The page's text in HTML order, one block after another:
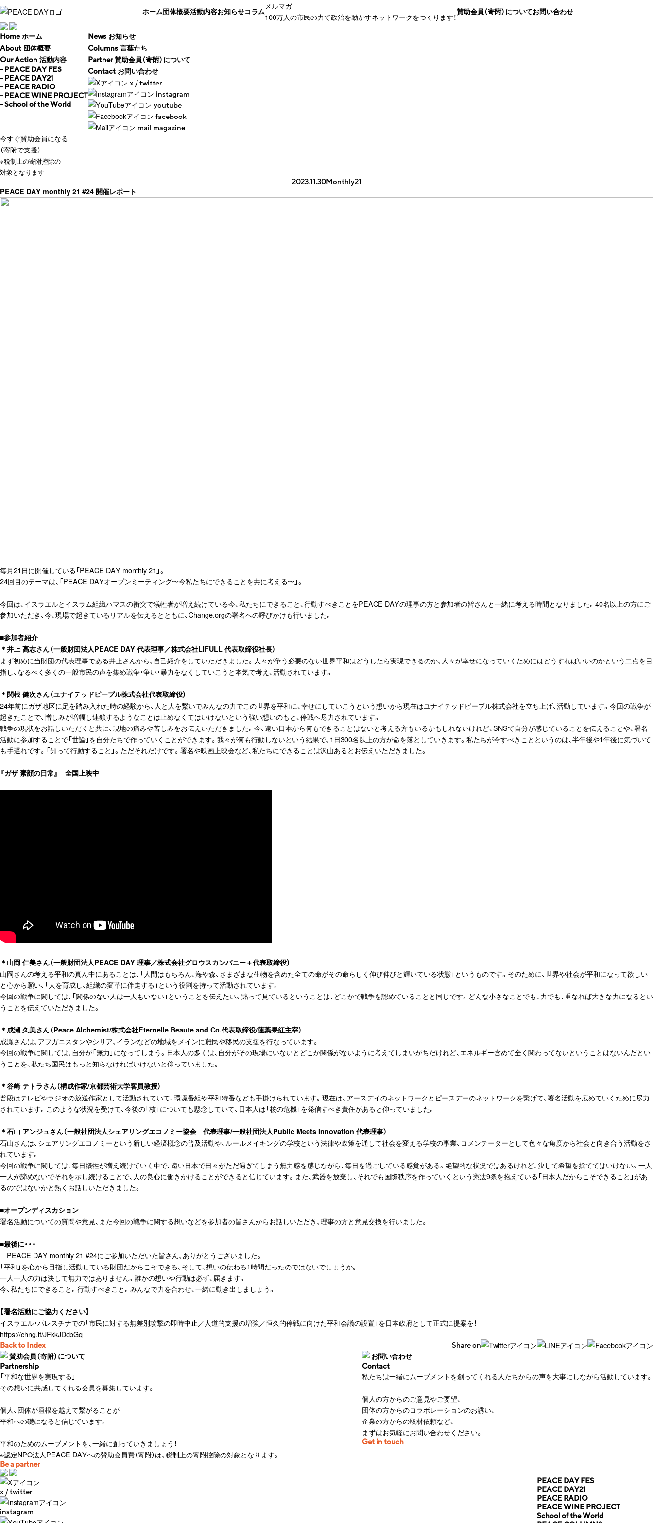
ホーム団体概要活動内容お知らせコラム
メルマガ
100万人の市民の力で政治を動かすネットワークをつくります！
賛助会員（寄附）についてお問い合わせ
Home ホーム
About 団体概要
Our Action 活動内容
- PEACE DAY FES
- PEACE DAY21
- PEACE RADIO
- PEACE WINE PROJECT
- School of the World
News お知らせ
Columns 言葉たち
Partner 賛助会員（寄附）について
Contact お問い合わせ
x / twitter
instagram
youtube
facebook
mail magazine
今すぐ賛助会員になる
（寄附で支援）
※税制上の寄附控除の
対象となります
2023.11.30Monthly21
PEACE DAY monthly 21 #24 開催レポート
毎月21日に開催している「PEACE DAY monthly 21」。
24回目のテーマは、「PEACE DAYオープンミーティング〜今私たちにできることを共に考える〜」。
今回は、イスラエルとイスラム組織ハマスの衝突で犠牲者が増え続けている今、私たちにできること、行動すべきことをPEACE DAYの理事の方と参加者の皆さんと一緒に考える時間となりました。40名以上の方にご
参加いただき、今、現場で起きているリアルを伝えるとともに、Change.orgの署名への呼びかけも行いました。
■参加者紹介
＊井上 高志さん（一般財団法人PEACE DAY 代表理事／株式会社LIFULL 代表取締役社長）
まず初めに当財団の代表理事である井上さんから、自己紹介をしていただきました。人々が争う必要のない世界平和はどうしたら実現できるのか、人々が幸せになっていくためにはどうすればいいのかという二点を目
指し、なるべく多くの一般市民の声を集め戦争・争い・暴力をなくしていこうと本気で考え、活動されています。
＊関根 健次さん（ユナイテッドピープル株式会社代表取締役）
24年前にガザ地区に足を踏み入れた時の経験から、人と人を繋いでみんなの力でこの世界を平和に、幸せにしていこうという想いから現在はユナイテッドピープル株式会社を立ち上げ、活動しています。今回の戦争が
起きたことで、憎しみが増幅し連鎖するようなことは止めなくてはいけないという強い想いのもと、停戦へ尽力されています。
戦争の現状をお話しいただくと共に、現地の痛みや苦しみをお伝えいただきました。今、遠い日本から何もできることはないと考える方もいるかもしれないけれど、SNSで自分が感じていることを伝えることや、署名
活動に参加することで「世論」を自分たちで作っていくことができます。我々が何も行動しないという結果で、1日300名以上の方が命を落としていきます。私たちが今すべきことというのは、半年後や1年後に気づいて
も手遅れです。「知って行動すること」。ただそれだけです。署名や映画上映会など、私たちにできることは沢山あるとお伝えいただきました。
『ガザ 素顔の日常』 全国上映中
＊山岡 仁美さん（一般財団法人PEACE DAY 理事／株式会社グロウスカンパニー＋代表取締役）
山岡さんの考える平和の真ん中にあることは、「人間はもちろん、海や森、さまざまな生物を含めた全ての命がその命らしく伸び伸びと輝いている状態」というものです。そのために、世界や社会が平和になって欲しい
と心から願い、「人を育成し、組織の変革に伴走する」という役割を持って活動されています。
今回の戦争に関しては、「関係のない人は一人もいない」ということを伝えたい。黙って見ているということは、どこかで戦争を認めていることと同じです。どんな小さなことでも、力でも、重なれば大きな力になるとい
うことを伝えていただきました。
＊成瀬 久美さん（Peace Alchemist/株式会社Eternelle Beaute and Co.代表取締役/蓮葉果紅主宰）
成瀬さんは、アフガニスタンやシリア、イランなどの地域をメインに難民や移民の支援を行なっています。
今回の戦争に関しては、自分が「無力」になってしまう。日本人の多くは、自分がその現場にいないとどこか関係がないように考えてしまいがちだけれど、エネルギー含めて全く関わってないということはないんだとい
うことを、私たち国民はもっと知らなければいけないと仰っていました。
＊谷崎 テトラさん（構成作家/京都芸術大学客員教授）
普段はテレビやラジオの放送作家として活動されていて、環境番組や平和特番なども手掛けられています。現在は、アースデイのネットワークとピースデーのネットワークを繋げて、署名活動を広めていくために尽力
されています。このような状況を受けて、今後の「核」についても懸念していて、日本人は「核の危機」を発信すべき責任があると仰っていました。
＊石山 アンジュさん（一般社団法人シェアリングエコノミー協会 代表理事/一般社団法人Public Meets Innovation 代表理事）
石山さんは、シェアリングエコノミーという新しい経済概念の普及活動や、ルールメイキングの学校という法律や政策を通して社会を変える学校の事業、コメンテーターとして色々な角度から社会と向き合う活動をさ
れています。
今回の戦争に関しては、毎日犠牲が増え続けていく中で、遠い日本で日々がただ過ぎてしまう無力感を感じながら、毎日を過ごしている感覚がある。絶望的な状況ではあるけれど、決して希望を捨ててはいけない。一人
一人が諦めないでそれを示し続けることで、人の良心に働きかけることができると信じています。また、武器を放棄し、それでも国際秩序を作っていくという憲法9条を抱えている「日本人だからこそできること」があ
るのではないかと熱くお話しいただきました。
■オープンディスカション
署名活動についての質問や意見、また今回の戦争に関する想いなどを参加者の皆さんからお話しいただき、理事の方と意見交換を行いました。
■最後に・・・
PEACE DAY monthly 21 #24にご参加いただいた皆さん、ありがとうございました。
「平和」を心から目指し活動している財団だからこそできる、そして、想いの伝わる1時間だったのではないでしょうか。
一人一人の力は決して無力ではありません。誰かの想いや行動は必ず、届きます。
今、私たちにできること。行動すべきこと。みんなで力を合わせ、一緒に動き出しましょう。
【署名活動にご協力ください】
イスラエル・パレスチナでの「市民に対する無差別攻撃の即時中止／人道的支援の増強／恒久的停戦に向けた平和会議の設置」を日本政府として正式に提案を！
https://chng.it/JFkkJDcbGq
Back to Index
Share on
賛助会員（寄附）について
Partnership
「平和な世界を実現する」
その想いに共感してくれる会員を募集しています。
個人、団体が垣根を越えて繋がることが
平和への礎になると信じています。
平和のためのムーブメントを、一緒に創っていきましょう！
※認定NPO法人PEACE DAYへの賛助会員費（寄附）は、税制上の寄附控除の対象となります。
Be a partner
お問い合わせ
Contact
私たちは一緒にムーブメントを創ってくれる人たちからの声を大事にしながら活動しています。
個人の方からのご意見やご要望、
団体の方からのコラボレーションのお誘い、
企業の方からの取材依頼など、
まずはお気軽にお問い合わせください。
Get in touch
x / twitter
instagram
PEACE DAY FES
PEACE DAY21
PEACE RADIO
PEACE WINE PROJECT
School of the World